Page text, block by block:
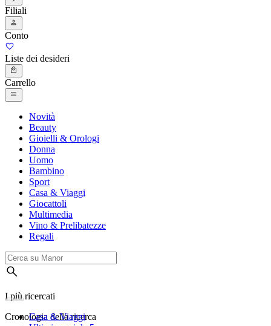
Filiali
Conto
Liste dei desideri
Carrello
Novità
Beauty
Gioielli & Orologi
Donna
Uomo
Bambino
Sport
Casa & Viaggi
Giocattoli
Multimedia
Vino & Prelibatezze
Regali
I più ricercati
Cronologia della ricerca
Casa & Viaggi